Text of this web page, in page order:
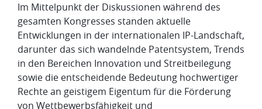
Im Mittelpunkt der Diskussionen während des
gesamten Kongresses standen aktuelle
Entwicklungen in der internationalen IP-Landschaft,
darunter das sich wandelnde Patentsystem, Trends
in den Bereichen Innovation und Streitbeilegung
sowie die entscheidende Bedeutung hochwertiger
Rechte an geistigem Eigentum für die Förderung
von Wettbewerbsfähigkeit und